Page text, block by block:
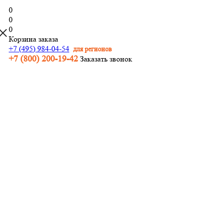
0
0
0
Корзина заказа
+7 (495) 984-04-54 для регионов
+7 (800) 200-19-42 Заказать звонок